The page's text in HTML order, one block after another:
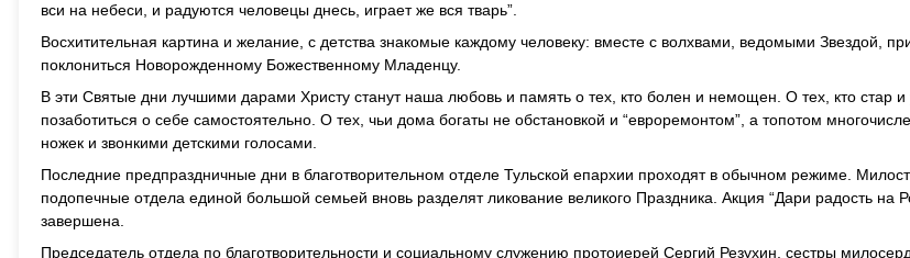
вси на небеси, и радуются человецы днесь, играет же вся тварь”.
Восхитительная картина и желание, с детства знакомые каждому человеку: вместе с волхвами, ведомыми Звездой,
поклониться Новорожденному Божественному Младенцу.
В эти Святые дни лучшими дарами Христу станут наша любовь и память о тех, кто болен и немощен. О тех, кто стар
позаботиться о себе самостоятельно. О тех, чьи дома богаты не обстановкой и “евроремонтом”, а топотом
ножек и звонкими детскими голосами.
Последние предпраздничные дни в благотворительном отделе Тульской епархии проходят в обычном режиме.
подопечные отдела единой большой семьей вновь разделят ликование великого Праздника. Акция “Дари радость на
завершена.
Председатель отдела по благотворительности и социальному служению протоиерей Сергий Резухин, сестры